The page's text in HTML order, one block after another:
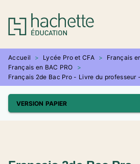
MENU RECHERCHE
PIED DE PAGE
Accueil > Lycée Pro et CFA > Français
Français en BAC PRO
>
Français 2de Bac Pro - Livre du professeur
VERSION PAPIER